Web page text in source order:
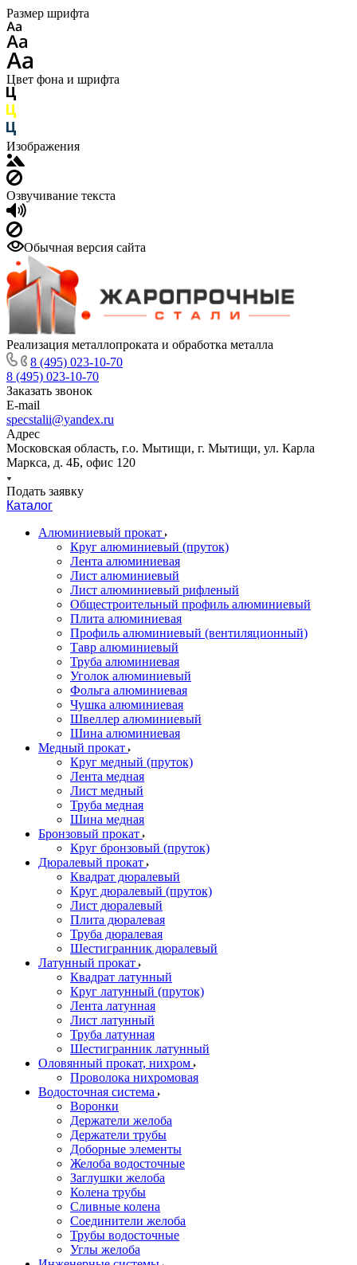
Размер шрифта
Цвет фона и шрифта
Изображения
Озвучивание текста
Обычная версия сайта
Реализация металлопроката и обработка металла
8 (495) 023-10-70
8 (495) 023-10-70
Заказать звонок
E-mail
specstalii@yandex.ru
Адрес
Московская область, г.о. Мытищи, г. Мытищи, ул. Карла
Маркса, д. 4Б, офис 120
Подать заявку
Каталог
Алюминиевый прокат
Круг алюминиевый (пруток)
Лента алюминиевая
Лист алюминиевый
Лист алюминиевый рифленый
Общестроительный профиль алюминиевый
Плита алюминиевая
Профиль алюминиевый (вентиляционный)
Тавр алюминиевый
Труба алюминиевая
Уголок алюминиевый
Фольга алюминиевая
Чушка алюминиевая
Швеллер алюминиевый
Шина алюминиевая
Медный прокат
Круг медный (пруток)
Лента медная
Лист медный
Труба медная
Шина медная
Бронзовый прокат
Круг бронзовый (пруток)
Дюралевый прокат
Квадрат дюралевый
Круг дюралевый (пруток)
Лист дюралевый
Плита дюралевая
Труба дюралевая
Шестигранник дюралевый
Латунный прокат
Квадрат латунный
Круг латунный (пруток)
Лента латунная
Лист латунный
Труба латунная
Шестигранник латунный
Оловянный прокат, нихром
Проволока нихромовая
Водосточная система
Воронки
Держатели желоба
Держатели трубы
Доборные элементы
Желоба водосточные
Заглушки желоба
Колена трубы
Сливные колена
Соединители желоба
Трубы водосточные
Углы желоба